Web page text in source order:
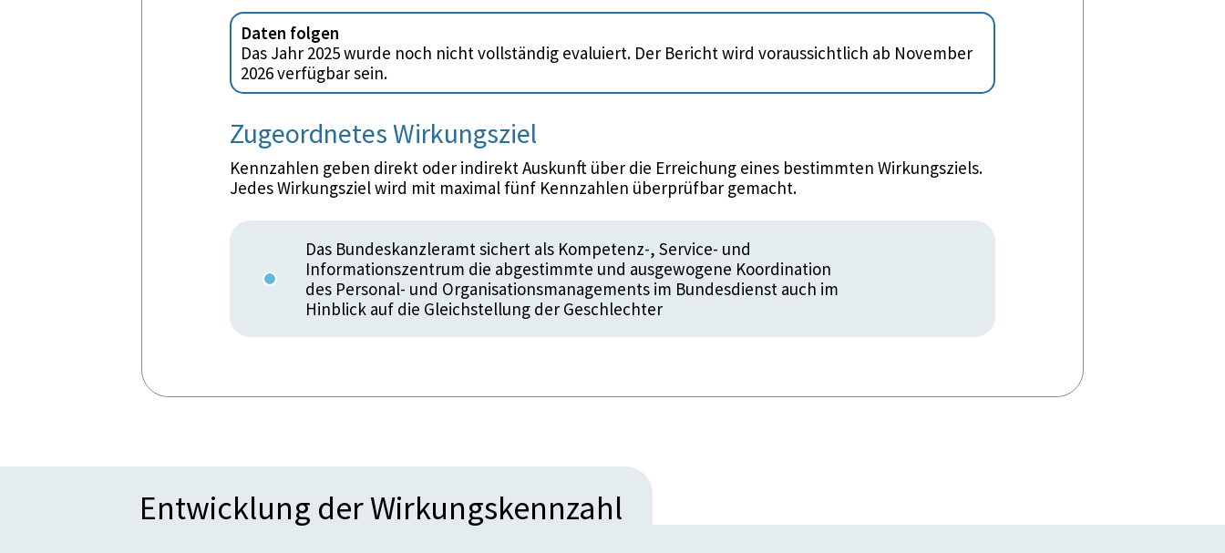
Daten folgen
Das Jahr 2025 wurde noch nicht vollständig evaluiert. Der Bericht wird voraussichtlich ab November
2026 verfügbar sein.
Zugeordnetes Wirkungsziel
Kennzahlen geben direkt oder indirekt Auskunft über die Erreichung eines bestimmten Wirkungsziels.
Jedes Wirkungsziel wird mit maximal fünf Kennzahlen überprüfbar gemacht.
Das Bundeskanzleramt sichert als Kompetenz-, Service- und
Informationszentrum die abgestimmte und ausgewogene Koordination
des Personal- und Organisationsmanagements im Bundesdienst auch im
Hinblick auf die Gleichstellung der Geschlechter
Entwicklung der Wirkungskennzahl